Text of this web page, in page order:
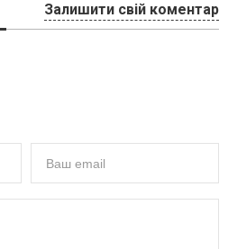
Залишити свій коментар